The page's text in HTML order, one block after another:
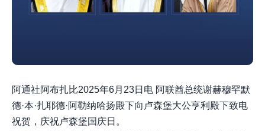
阿通社阿布扎比2025年6月23日电 阿联酋总统谢赫穆罕默
德·本·扎耶德·阿勒纳哈扬殿下向卢森堡大公亨利殿下致电
祝贺，庆祝卢森堡国庆日。